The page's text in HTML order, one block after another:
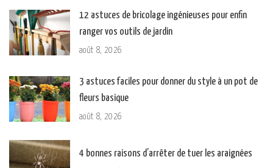
12 astuces de bricolage ingénieuses pour enfin
ranger vos outils de jardin
août 8, 2026
3 astuces faciles pour donner du style à un pot de
fleurs basique
août 8, 2026
4 bonnes raisons d’arrêter de tuer les araignées